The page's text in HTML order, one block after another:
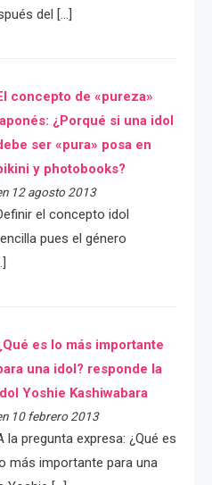
del […]
concepto de «pureza»
¿Porqué si una idol
ser «pura» posa en
y photobooks?
12 agosto 2013
el concepto idol
pues el género
es lo más importante
una idol? responde la
Yoshie Kashiwabara
10 febrero 2013
la pregunta expresa: ¿Qué es
más importante para una